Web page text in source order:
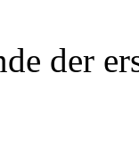
der